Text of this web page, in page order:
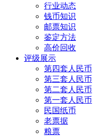
行业动态
钱币知识
邮票知识
鉴定方法
高价回收
评级展示
第四套人民币
第三套人民币
第二套人民币
第一套人民币
民国纸币
老票据
粮票